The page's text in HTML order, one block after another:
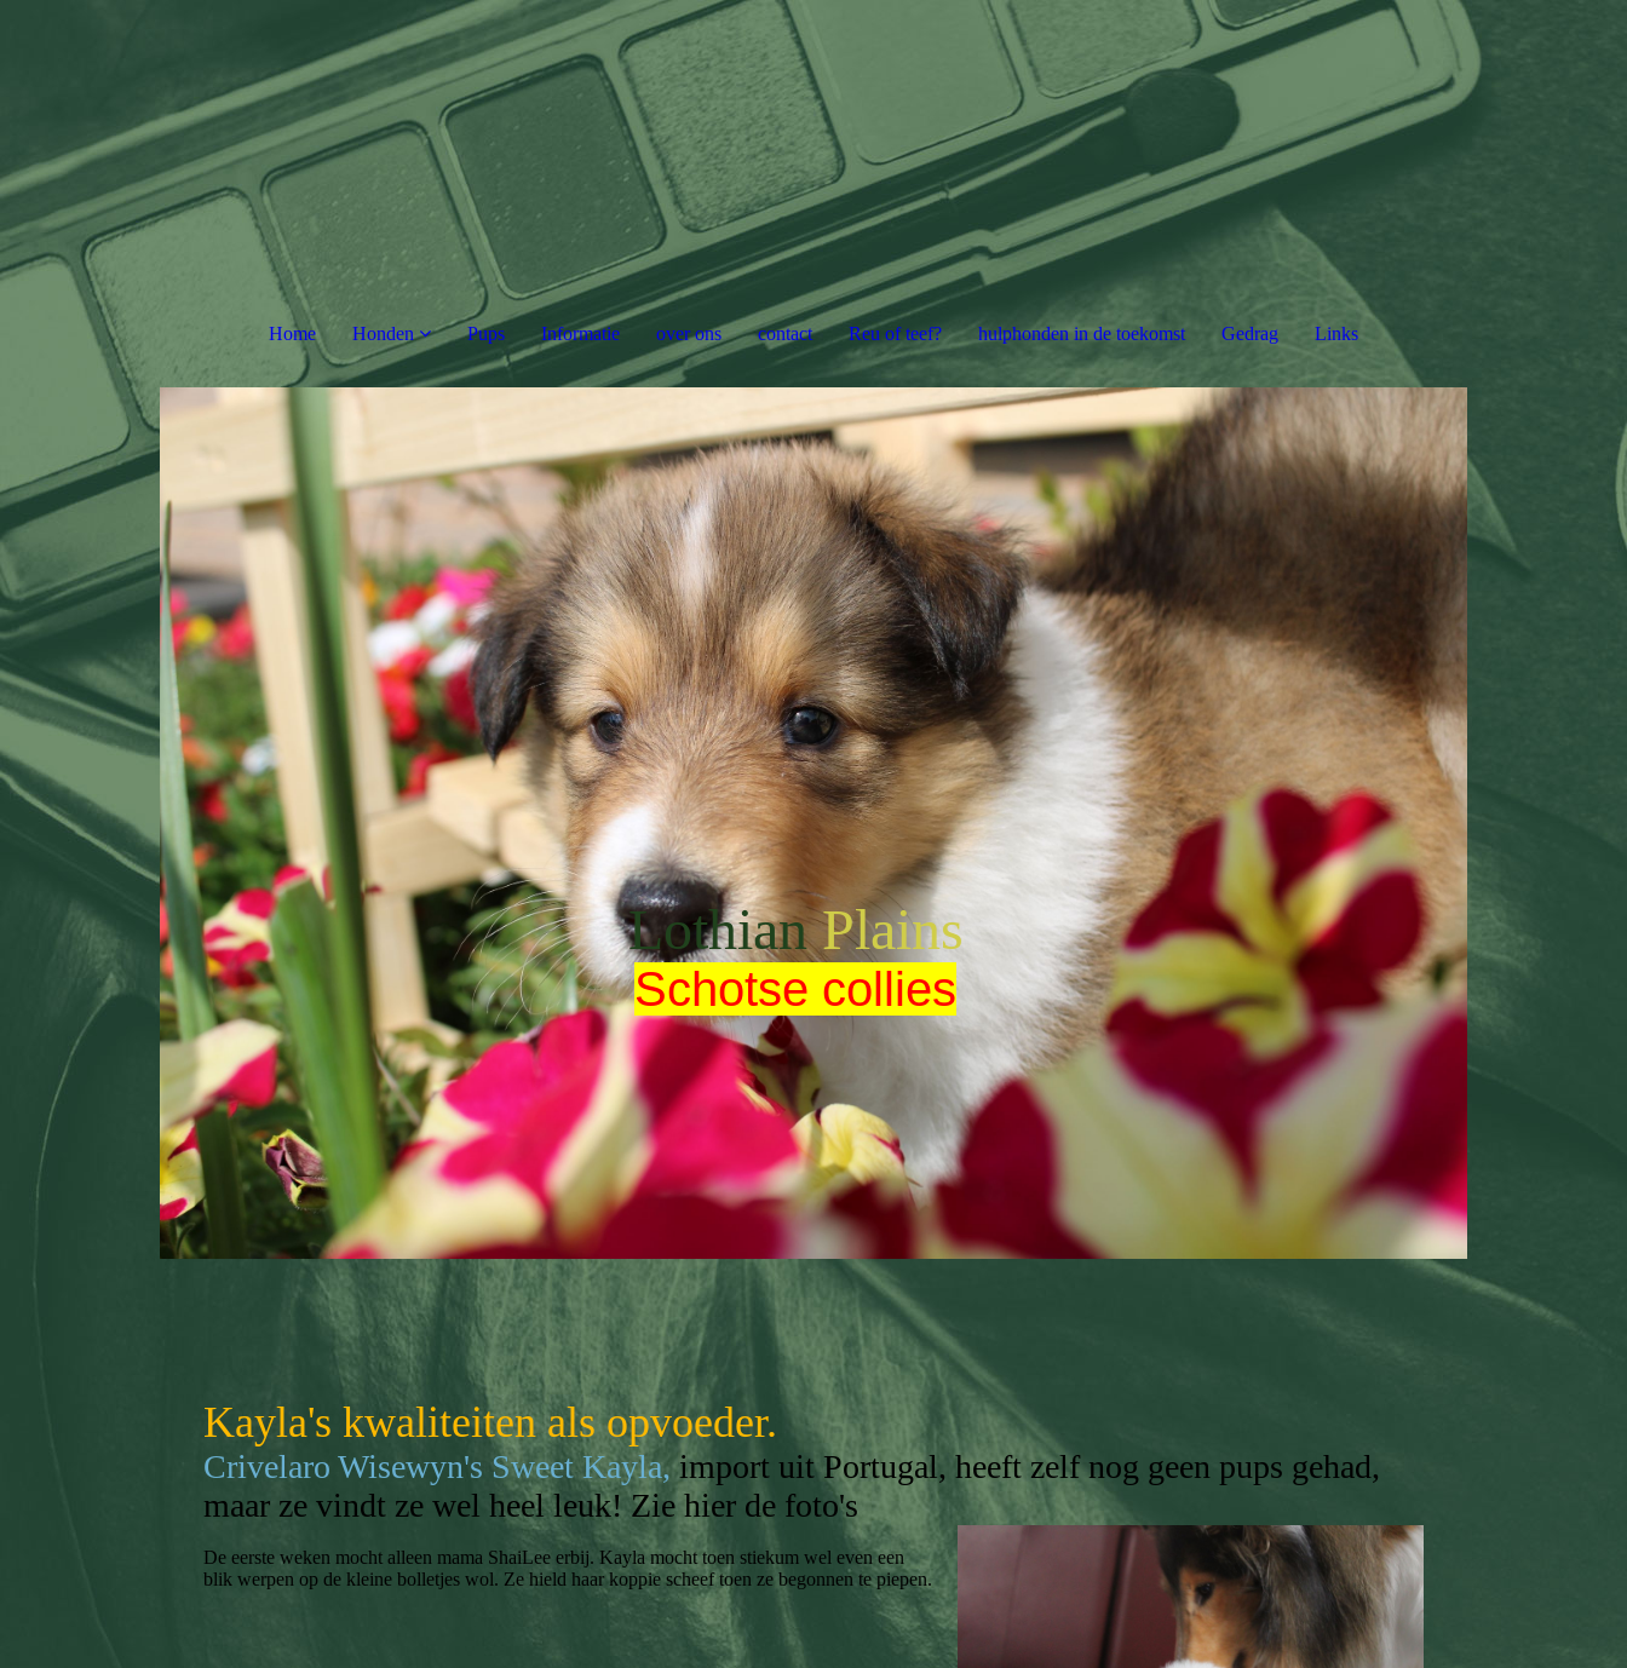
Home Honden Pups Informatie over ons contact Reu of teef? hulphonden in de toekomst Gedrag Links
Lothian Plains
Schotse collies
Kayla's kwaliteiten als opvoeder.
Crivelaro Wisewyn's Sweet Kayla,import uit Portugal, heeft zelf nog geen pups gehad,
maar ze vindt ze wel heel leuk! Zie hier de foto's
De eerste weken mocht alleen mama ShaiLee erbij. Kayla mocht toen stiekum wel even een
blik werpen op de kleine bolletjes wol. Ze hield haar koppie scheef toen ze begonnen te piepen.